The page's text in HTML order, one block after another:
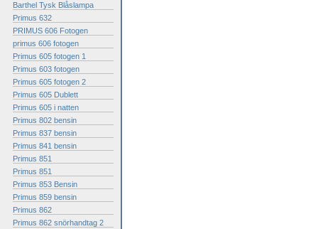
Barthel Tysk Blåslampa
Primus 632
PRIMUS 606 Fotogen
primus 606 fotogen
Primus 605 fotogen 1
Primus 603 fotogen
Primus 605 fotogen 2
Primus 605 Dublett
Primus 605 i natten
Primus 802 bensin
Primus 837 bensin
Primus 841 bensin
Primus 851
Primus 851
Primus 853 Bensin
Primus 859 bensin
Primus 862
Primus 862 snörhandtag 2